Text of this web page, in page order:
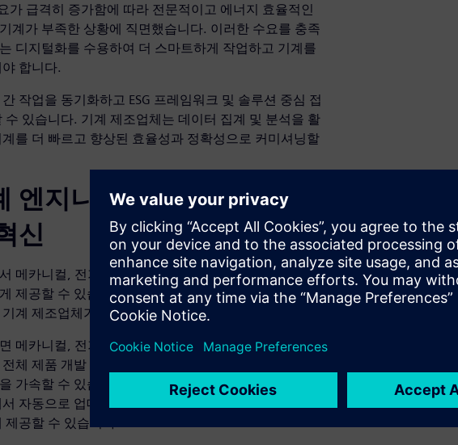
가 급격히 증가함에 따라 전문적이고 에너지 효율적인
계가 부족한 상황에 직면했습니다. 이러한 수요를 충족
디지털화를 수용하여 더 스마트하게 작업하고 기계를
합니다.
작업을 동기화하고 ESG 프레임워크 및 솔루션 중심 접
수 있습니다. 기계 제조업체는 데이터 집계 및 분석을 활
를 더 빠르고 향상된 효율성과 정확성으로 커미셔닝할
엔지니어링 도구로 배터리
신
메카니컬, 전기 및 자동화 개발을 동기화하면 최적화된
제공할 수 있습니다. 또한 고급 기계 엔지니어링 도구를
계 제조업체가 배터리 제조로 쉽게 전환할 수 있습니다.
메카니컬, 전기, 자동화, 전자 및 소프트웨어와 같은 다
체 제품 개발 프로세스에서 협업을 개선하고 효율성을
가속할 수 있습니다. 한 시스템에서 이루어진 변경 사항
자동으로 업데이트되므로 복잡하고 전문화된 배터리
공할 수 있습니다.